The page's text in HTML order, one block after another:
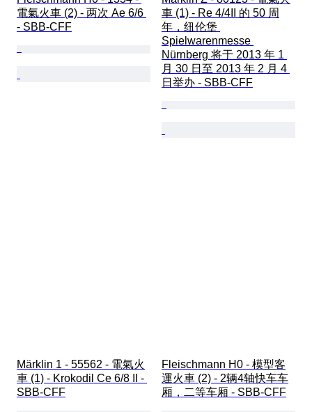
電氣火車 (2) - 两次 Ae 6/6
- SBB-CFF
車 (1) - Re 4/4II 的 50 周
年，纽伦堡
Spielwarenmesse
Nürnberg 将于 2013 年 1
月 30 日至 2013 年 2 月 4
日举办 - SBB-CFF
Märklin 1 - 55562 - 電氣火
車 (1) - Krokodil Ce 6/8 II -
SBB-CFF
Fleischmann H0 - 模型客
運火車 (2) - 2辆4轴快车车
厢，二等车厢 - SBB-CFF